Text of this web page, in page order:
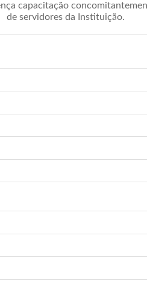
capacitação
de servidores da Instituição.